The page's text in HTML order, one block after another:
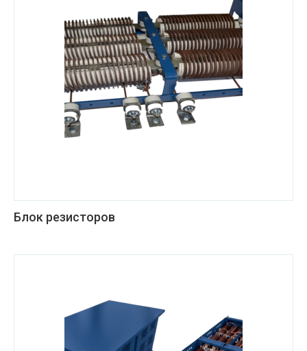
Блок резисторов